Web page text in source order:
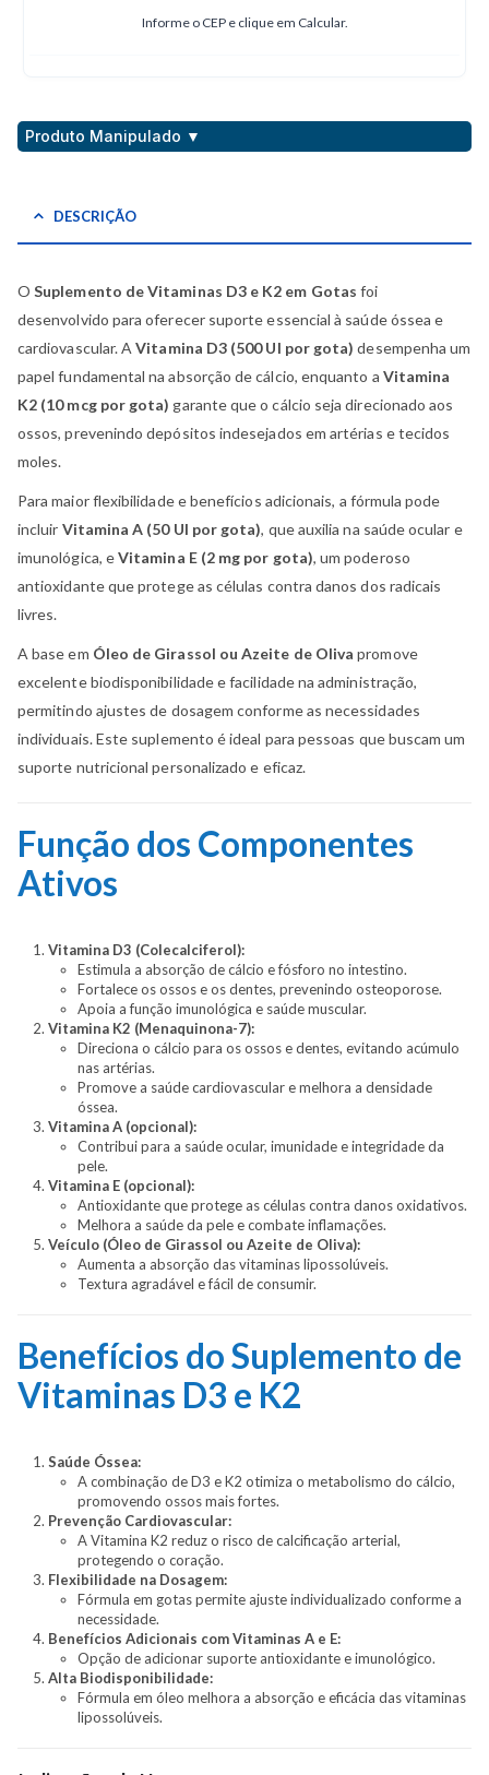
Informe o CEP e clique em Calcular.
Produto Manipulado ▼
DESCRIÇÃO
OSuplemento de Vitaminas D3 e K2 em Gotas foi
desenvolvido para oferecer suporte essencial à saúde óssea e
cardiovascular. AVitamina D3 (500 UI por gota) desempenha um
papel fundamental na absorção de cálcio, enquanto a Vitamina
K2 (10 mcg por gota) garante que o cálcio seja direcionado aos
ossos, prevenindo depósitos indesejados em artérias e tecidos
moles.
Para maior flexibilidade e benefícios adicionais, a fórmula pode
incluir Vitamina A (50 UI por gota), que auxilia na saúde ocular e
imunológica, eVitamina E (2 mg por gota), um poderoso
antioxidante que protege as células contra danos dos radicais
livres.
A base em Óleo de Girassol ou Azeite de Oliva promove
excelente biodisponibilidade e facilidade na administração,
permitindo ajustes de dosagem conforme as necessidades
individuais. Este suplemento é ideal para pessoas que buscam um
suporte nutricional personalizado e eficaz.
Função dos Componentes
Ativos
Vitamina D3 (Colecalciferol):
Estimula a absorção de cálcio e fósforo no intestino.
Fortalece os ossos e os dentes, prevenindo osteoporose.
Apoia a função imunológica e saúde muscular.
Vitamina K2 (Menaquinona-7):
Direciona o cálcio para os ossos e dentes, evitando acúmulo
nas artérias.
Promove a saúde cardiovascular e melhora a densidade
óssea.
Vitamina A (opcional):
Contribui para a saúde ocular, imunidade e integridade da
pele.
Vitamina E (opcional):
Antioxidante que protege as células contra danos oxidativos.
Melhora a saúde da pele e combate inflamações.
Veículo (Óleo de Girassol ou Azeite de Oliva):
Aumenta a absorção das vitaminas lipossolúveis.
Textura agradável e fácil de consumir.
Benefícios do Suplemento de
Vitaminas D3 e K2
Saúde Óssea:
A combinação de D3 e K2 otimiza o metabolismo do cálcio,
promovendo ossos mais fortes.
Prevenção Cardiovascular:
A Vitamina K2 reduz o risco de calcificação arterial,
protegendo o coração.
Flexibilidade na Dosagem:
Fórmula em gotas permite ajuste individualizado conforme a
necessidade.
Benefícios Adicionais com Vitaminas A e E:
Opção de adicionar suporte antioxidante e imunológico.
Alta Biodisponibilidade:
Fórmula em óleo melhora a absorção e eficácia das vitaminas
lipossolúveis.